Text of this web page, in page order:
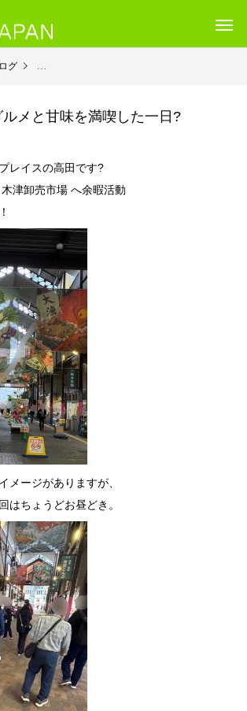
グ 就労継続支援Ｂ型・ニコプレイス
メと甘味を満喫した一日?
レイスの高田です?
津卸売市場 へ余暇活動
メージがありますが、
はちょうどお昼どき。